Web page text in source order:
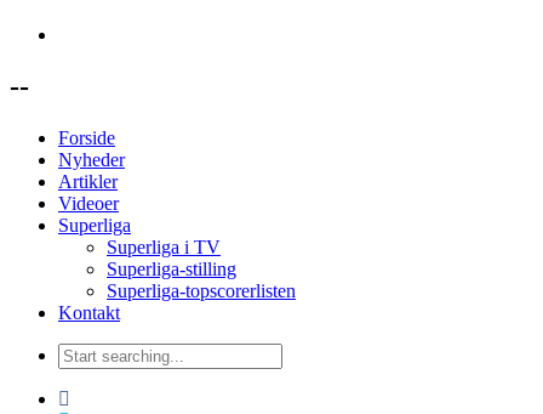
--
Forside
Nyheder
Artikler
Videoer
Superliga
Superliga i TV
Superliga-stilling
Superliga-topscorerlisten
Kontakt